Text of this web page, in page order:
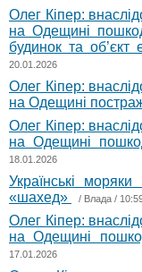
Олег Кіпер:
на Одещині
будинок та об’єкт
20.01.2026
Олег Кіпер:
на Одещині
Олег Кіпер:
на Одещині
18.01.2026
Українські
«шахед»
/ Влада /
Олег Кіпер:
на Одещині
17.01.2026